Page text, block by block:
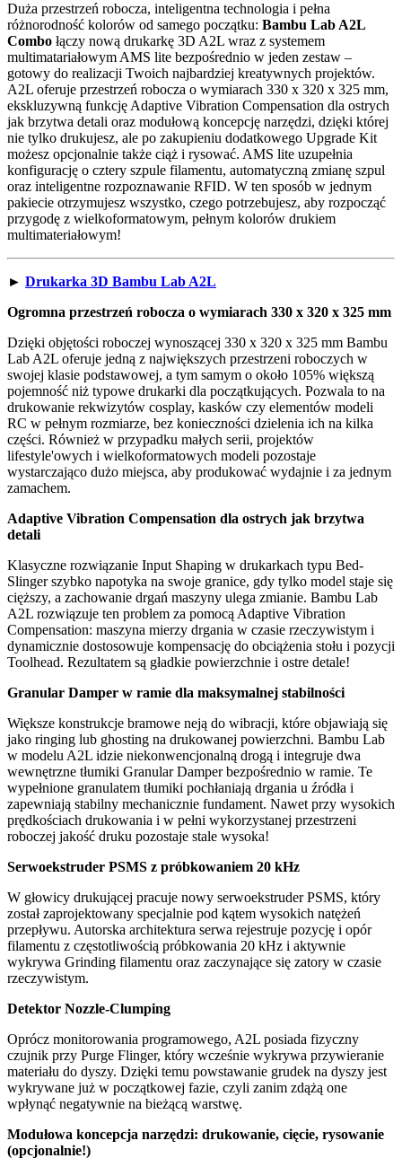
Duża przestrzeń robocza, inteligentna technologia i pełna
różnorodność kolorów od samego początku: Bambu Lab A2L
Combo łączy nową drukarkę 3D A2L wraz z systemem
multimatariałowym AMS lite bezpośrednio w jeden zestaw –
gotowy do realizacji Twoich najbardziej kreatywnych projektów.
A2L oferuje przestrzeń robocza o wymiarach 330 x 320 x 325 mm,
ekskluzywną funkcję Adaptive Vibration Compensation dla ostrych
jak brzytwa detali oraz modułową koncepcję narzędzi, dzięki której
nie tylko drukujesz, ale po zakupieniu dodatkowego Upgrade Kit
możesz opcjonalnie także ciąż i rysować. AMS lite uzupełnia
konfigurację o cztery szpule filamentu, automatyczną zmianę szpul
oraz inteligentne rozpoznawanie RFID. W ten sposób w jednym
pakiecie otrzymujesz wszystko, czego potrzebujesz, aby rozpocząć
przygodę z wielkoformatowym, pełnym kolorów drukiem
multimateriałowym!
► Drukarka 3D Bambu Lab A2L
Ogromna przestrzeń robocza o wymiarach 330 x 320 x 325 mm
Dzięki objętości roboczej wynoszącej 330 x 320 x 325 mm Bambu
Lab A2L oferuje jedną z największych przestrzeni roboczych w
swojej klasie podstawowej, a tym samym o około 105% większą
pojemność niż typowe drukarki dla początkujących. Pozwala to na
drukowanie rekwizytów cosplay, kasków czy elementów modeli
RC w pełnym rozmiarze, bez konieczności dzielenia ich na kilka
części. Również w przypadku małych serii, projektów
lifestyle'owych i wielkoformatowych modeli pozostaje
wystarczająco dużo miejsca, aby produkować wydajnie i za jednym
zamachem.
Adaptive Vibration Compensation dla ostrych jak brzytwa
detali
Klasyczne rozwiązanie Input Shaping w drukarkach typu Bed-
Slinger szybko napotyka na swoje granice, gdy tylko model staje się
cięższy, a zachowanie drgań maszyny ulega zmianie. Bambu Lab
A2L rozwiązuje ten problem za pomocą Adaptive Vibration
Compensation: maszyna mierzy drgania w czasie rzeczywistym i
dynamicznie dostosowuje kompensację do obciążenia stołu i pozycji
Toolhead. Rezultatem są gładkie powierzchnie i ostre detale!
Granular Damper w ramie dla maksymalnej stabilności
Większe konstrukcje bramowe neją do wibracji, które objawiają się
jako ringing lub ghosting na drukowanej powierzchni. Bambu Lab
w modelu A2L idzie niekonwencjonalną drogą i integruje dwa
wewnętrzne tłumiki Granular Damper bezpośrednio w ramie. Te
wypełnione granulatem tłumiki pochłaniają drgania u źródła i
zapewniają stabilny mechanicznie fundament. Nawet przy wysokich
prędkościach drukowania i w pełni wykorzystanej przestrzeni
roboczej jakość druku pozostaje stale wysoka!
Serwoekstruder PSMS z próbkowaniem 20 kHz
W głowicy drukującej pracuje nowy serwoekstruder PSMS, który
został zaprojektowany specjalnie pod kątem wysokich natężeń
przepływu. Autorska architektura serwa rejestruje pozycję i opór
filamentu z częstotliwością próbkowania 20 kHz i aktywnie
wykrywa Grinding filamentu oraz zaczynające się zatory w czasie
rzeczywistym.
Detektor Nozzle-Clumping
Oprócz monitorowania programowego, A2L posiada fizyczny
czujnik przy Purge Flinger, który wcześnie wykrywa przywieranie
materiału do dyszy. Dzięki temu powstawanie grudek na dyszy jest
wykrywane już w początkowej fazie, czyli zanim zdążą one
wpłynąć negatywnie na bieżącą warstwę.
Modułowa koncepcja narzędzi: drukowanie, cięcie, rysowanie
(opcjonalnie!)